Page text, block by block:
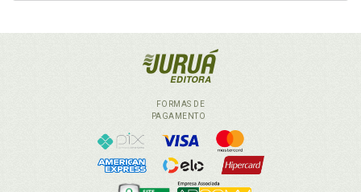
FORMAS DE
PAGAMENTO